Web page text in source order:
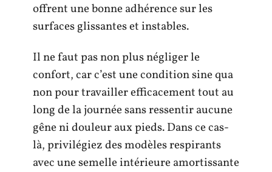
offrent une bonne adhérence sur les
surfaces glissantes et instables.
Il ne faut pas non plus négliger le
confort, car c’est une condition sine qua
non pour travailler efficacement tout au
long de la journée sans ressentir aucune
gêne ni douleur aux pieds. Dans ce cas-
là, privilégiez des modèles respirants
avec une semelle intérieure amortissante